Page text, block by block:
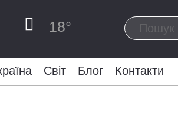
18°
Світ Блог Контакти